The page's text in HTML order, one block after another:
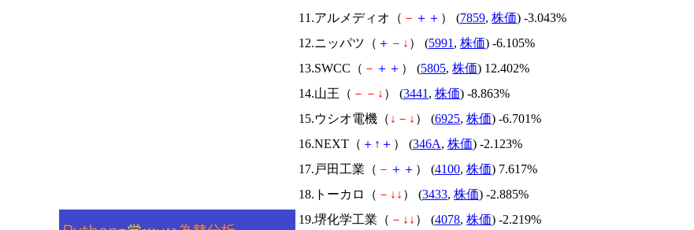
11.アルメディオ（ － ＋ ＋ ） (7859, 株価) -3.043%
12.ニッパツ（ ＋ － ↓ ） (5991 , 株価) -6.105%
13.SWCC（ － ＋ ＋ ） (5805, 株価) 12.402%
14.山王（ － － ↓ ） (3441 , 株価) -8.863%
15.ウシオ電機（ ↓ － ↓ ） (6925, 株価) -6.701%
16.NEXT（ ＋ ↑ ＋ ） (346A, 株価) -2.123%
17.戸田工業（ － ＋ ＋ ） (4100, 株価) 7.617%
18.トーカロ（ － ↓ ↓ ） (3433, 株価) -2.885%
19.堺化学工業（ － ↓ ↓ ） (4078, 株価) -2.219%